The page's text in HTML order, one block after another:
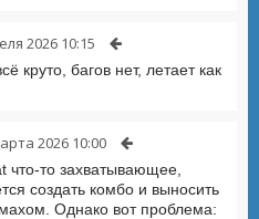
2026 10:15
круто, багов нет, летает как
2026 10:00
что-то захватывающее,
создать комбо и выносить
Однако вот проблема: